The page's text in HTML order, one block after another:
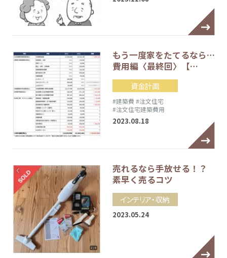
もう一度家をたてるなら…
費用編〈最終回〉【…
資金計画
#建築費 #注文住宅
#注文住宅建築費用
2023.08.18
売れるなら手放せる！？
素早く売るコツ
インテリア・収納
2023.05.24